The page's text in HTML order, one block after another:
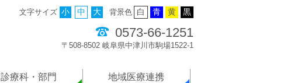
背景色 白 青 黄 黒
文字サイズ 小 中 大
0573-66-1251
〒508-8502 岐阜県中津川市駒場1522-1
診療科・部門 地域医療連携